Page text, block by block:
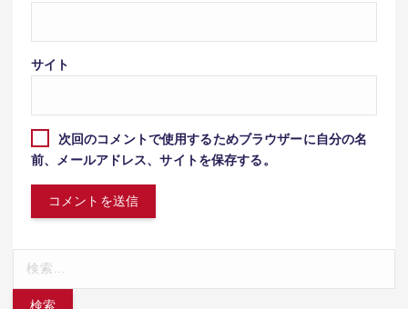
サイト
次回のコメントで使用するためブラウザーに自分の名
前、メールアドレス、サイトを保存する。